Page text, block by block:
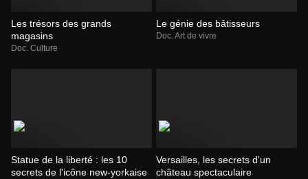
Les trésors des grands
magasins
Doc. Culture
Le génie des bâtisseurs
Doc. Art de vivre
Statue de la liberté : les 10
secrets de l'icône new-yorkaise
Versailles, les secrets d'un
château spectaculaire